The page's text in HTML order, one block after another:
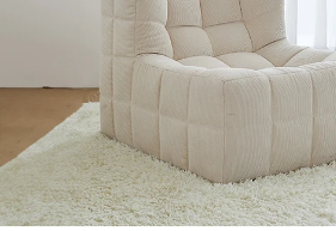
3人掛け/コーデュロイソフ
カウチソファ/コーデュロイ
ソファー/コンパクトソファ/ コーデュ
ソファー/ ヴィンテージ
コーデュロ
ソファー /カントリー /
コーデュロイ
ソファー/北欧/コーデュロイソファー
ソファー/モダン/コーデュロイソファ